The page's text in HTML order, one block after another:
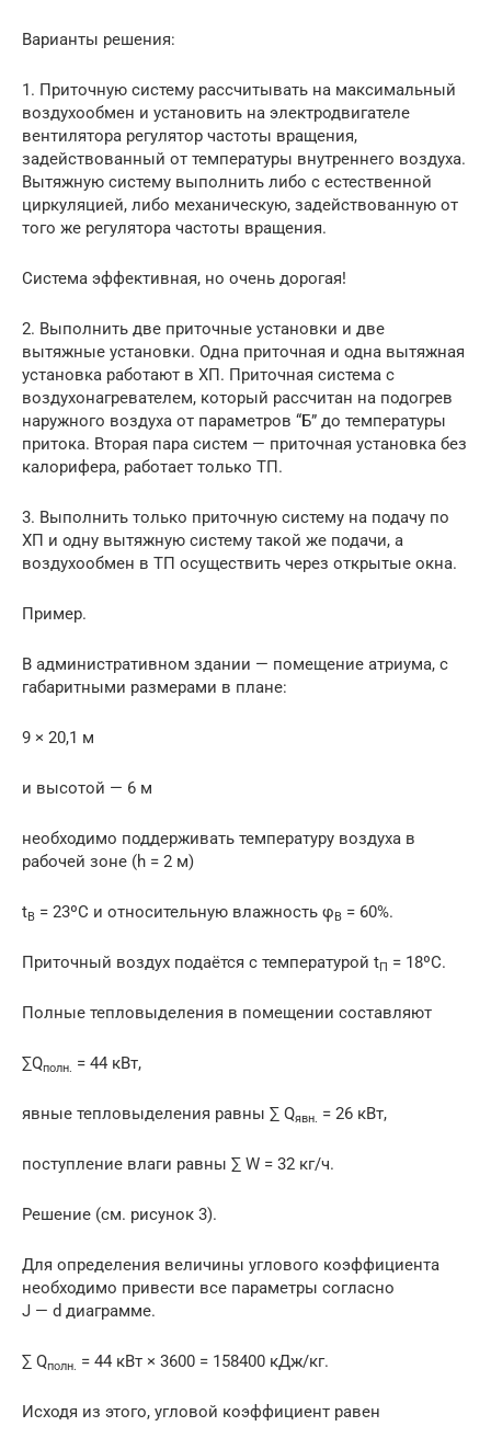
Варианты решения:
1. Приточную систему рассчитывать на максимальный
воздухообмен и установить на электродвигателе
вентилятора регулятор частоты вращения,
задействованный от температуры внутреннего воздуха.
Вытяжную систему выполнить либо с естественной
циркуляцией, либо механическую, задействованную от
того же регулятора частоты вращения.
Система эффективная, но очень дорогая!
2. Выполнить две приточные установки и две
вытяжные установки. Одна приточная и одна вытяжная
установка работают в ХП. Приточная система с
воздухонагревателем, который рассчитан на подогрев
наружного воздуха от параметров “Б” до температуры
притока. Вторая пара систем — приточная установка без
калорифера, работает только ТП.
3. Выполнить только приточную систему на подачу по
ХП и одну вытяжную систему такой же подачи, а
воздухообмен в ТП осуществить через открытые окна.
Пример.
В административном здании — помещение атриума, с
габаритными размерами в плане:
9 × 20,1 м
и высотой — 6 м
необходимо поддерживать температуру воздуха в
рабочей зоне (h = 2 м)
tВ = 23ºС и относительную влажность φВ = 60%.
Приточный воздух подаётся с температурой tП = 18ºС.
Полные тепловыделения в помещении составляют
∑Qполн. = 44 кВт,
явные тепловыделения равны ∑ Qявн. = 26 кВт,
поступление влаги равны ∑ W = 32 кг/ч.
Решение (см. рисунок 3).
Для определения величины углового коэффициента
необходимо привести все параметры согласно
J — d диаграмме.
∑ Qполн. = 44 кВт × 3600 = 158400 кДж/кг.
Исходя из этого, угловой коэффициент равен